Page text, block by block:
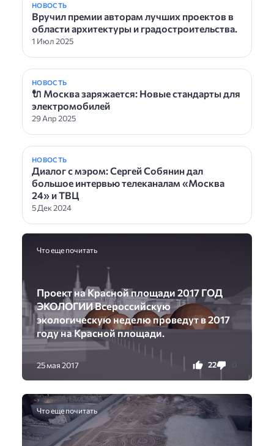
НОВОСТЬ
Вручил премии авторам лучших проектов в
области архитектуры и градостроительства.
1 Июл 2025
НОВОСТЬ
🔌 Москва заряжается: Новые стандарты для
электромобилей
29 Апр 2025
НОВОСТЬ
Диалог с мэром: Сергей Собянин дал
большое интервью телеканалам «Москва
24» и ТВЦ
5 Дек 2024
Что еще почитать
Проект на Красной площади 2017 ГОД
ЭКОЛОГИИ Всероссийскую
экологическую неделю проведут в 2017
году на Красной площади.
25 мая 2017 22
Что еще почитать